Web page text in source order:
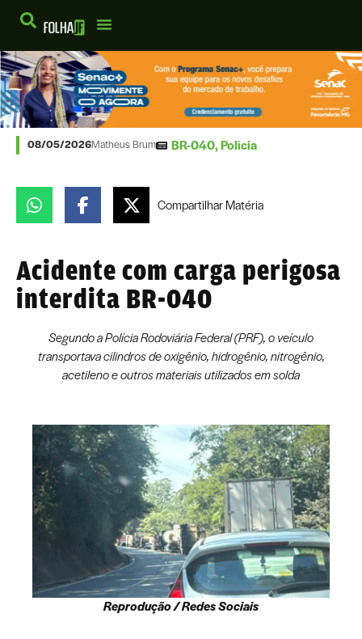
08/05/2026Matheus Brum BR-040,Polícia
CompartilharMatéria
Acidente com carga perigosa
interdita BR-040
Segundo a Polícia Rodoviária Federal (PRF), o veículo
transportava cilindros de oxigênio, hidrogênio, nitrogênio,
acetileno e outros materiais utilizados em solda
Reprodução / Redes Sociais